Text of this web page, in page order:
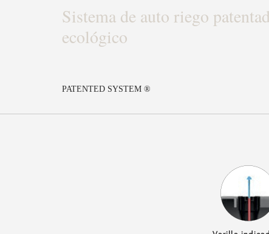
Sistema de auto riego
ecológico
PATENTED SYSTEM ®